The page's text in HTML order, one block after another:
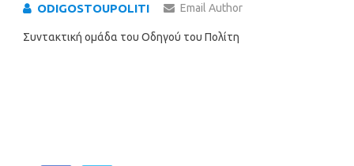
ODIGOSTOUPOLITI Email Author
Συντακτική ομάδα του Οδηγού του Πολίτη